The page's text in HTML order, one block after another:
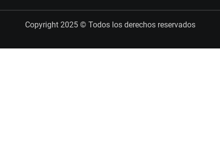
Copyright 2025 © Todos los derechos reservados